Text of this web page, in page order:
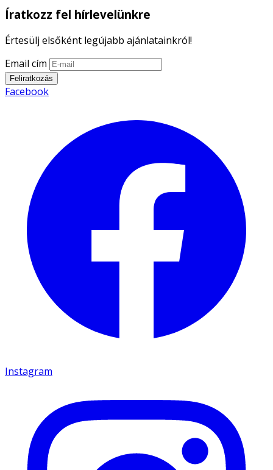
Íratkozz fel hírlevelünkre
Értesülj elsőként legújabb ajánlatainkról!
Email cím
Feliratkozás
Facebook
Instagram